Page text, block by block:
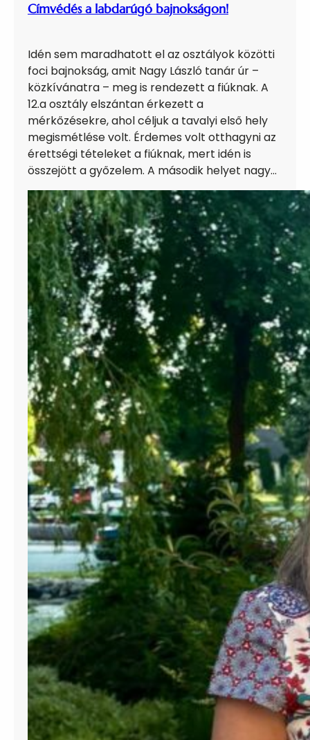
Címvédés a labdarúgó bajnokságon!
Idén sem maradhatott el az osztályok közötti
foci bajnokság, amit Nagy László tanár úr –
közkívánatra – meg is rendezett a fiúknak. A
12.a osztály elszántan érkezett a
mérkőzésekre, ahol céljuk a tavalyi első hely
megismétlése volt. Érdemes volt otthagyni az
érettségi tételeket a fiúknak, mert idén is
összejött a győzelem. A második helyet nagy…